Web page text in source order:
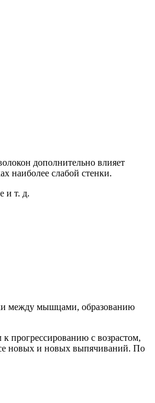
дополнительно влияет
наиболее слабой стенки.
и т. д.
между мышцами, образованию
прогрессированию с возрастом,
новых и новых выпячиваний. По